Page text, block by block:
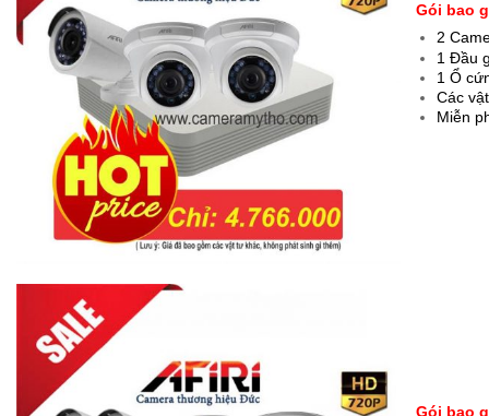
Gói bao
2
1 Đầu
1 Ổ
Các
Miễn
Gói bao